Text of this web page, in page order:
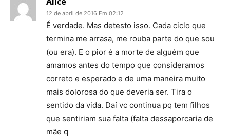
12 de abril de 2016 Em 02:12
É verdade. Mas detesto isso. Cada ciclo que
termina me arrasa, me rouba parte do que sou
(ou era). E o pior é a morte de alguém que
amamos antes do tempo que consideramos
correto e esperado e de uma maneira muito
mais dolorosa do que deveria ser. Tira o
sentido da vida. Daí vc continua pq tem filhos
que sentiriam sua falta (falta dessaporcaria de
mãe q